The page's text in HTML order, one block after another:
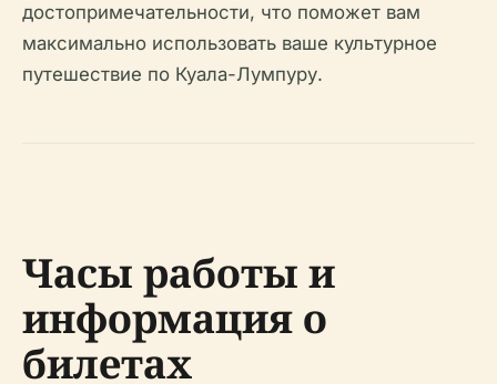
достопримечательности, что поможет вам
максимально использовать ваше культурное
путешествие по Куала-Лумпуру.
Часы работы и
информация о
билетах